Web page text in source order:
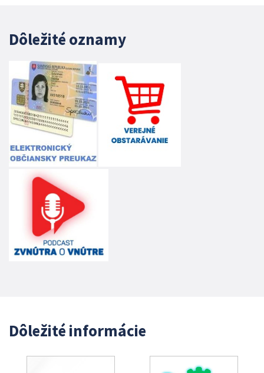
Dôležité oznamy
Dôležité informácie